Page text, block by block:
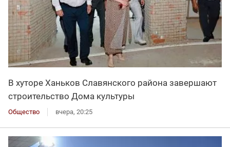
В хуторе Ханьков Славянского района завершают
строительство Дома культуры
Общество вчера, 20:25